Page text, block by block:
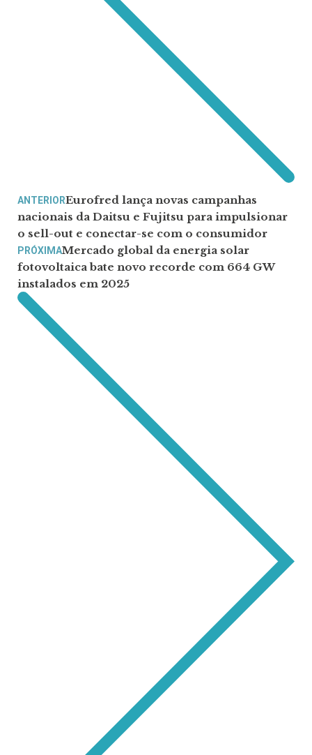
ANTERIOREurofred lança novas campanhas
nacionais da Daitsu e Fujitsu para impulsionar
o sell-out e conectar-se com o consumidor
PRÓXIMAMercado global da energia solar
fotovoltaica bate novo recorde com 664 GW
instalados em 2025